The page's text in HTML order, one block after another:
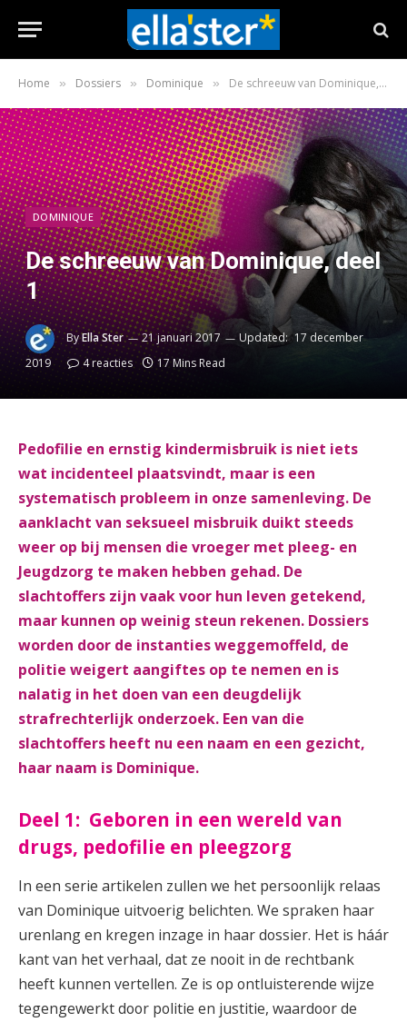
Home » Dossiers » Dominique » De schreeuw van Dominique, deel 1
DOMINIQUE
De schreeuw van Dominique, deel
1
ByElla Ster 21 januari 2017 Updated: 17 december
2019
4 reacties 17 Mins Read
Pedofilie en ernstig kindermisbruik is niet iets
wat incidenteel plaatsvindt, maar is een
systematisch probleem in onze samenleving. De
aanklacht van seksueel misbruik duikt steeds
weer op bij mensen die vroeger met pleeg- en
Jeugdzorg te maken hebben gehad. De
slachtoffers zijn vaak voor hun leven getekend,
maar kunnen op weinig steun rekenen. Dossiers
worden door de instanties weggemoffeld, de
politie weigert aangiftes op te nemen en is
nalatig in het doen van een deugdelijk
strafrechterlijk onderzoek. Een van die
slachtoffers heeft nu een naam en een gezicht,
haar naam is Dominique.
Deel 1: Geboren in een wereld van
drugs, pedofilie en pleegzorg
In een serie artikelen zullen we het persoonlijk relaas
van Dominique uitvoerig belichten. We spraken haar
urenlang en kregen inzage in haar dossier. Het is háár
kant van het verhaal, dat ze nooit in de rechtbank
heeft kunnen vertellen. Ze is op ontluisterende wijze
tegengewerkt door politie en justitie, waardoor de